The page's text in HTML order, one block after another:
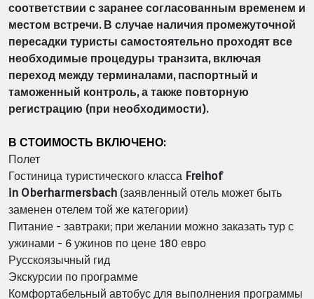
соответствии с заранее согласованным временем и
местом встречи. В случае наличия промежуточной
пересадки туристы самостоятельно проходят все
необходимые процедуры транзита, включая
переход между терминалами, паспортный и
таможенный контроль, а также повторную
регистрацию (при необходимости).
В СТОИМОСТЬ ВКЛЮЧЕНО:
Полет
Гостиница туристического класса Freihof
in Oberharmersbach (заявленный отель может быть
заменен отелем той же категории)
Питание - завтраки; при желании можно заказать тур с
ужинами - 6 ужинов по цене 180 евро
Русскоязычный гид
Экскурсии по программе
Комфортабельный автобус для выполнения программы